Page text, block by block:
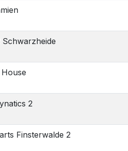
Schwarzheide
2
Finsterwalde 2